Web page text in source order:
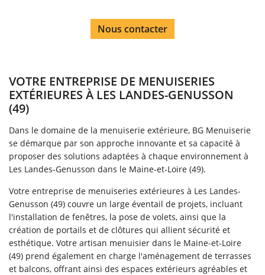
Nous contacter
VOTRE ENTREPRISE DE MENUISERIES
EXTÉRIEURES À LES LANDES-GENUSSON
(49)
Dans le domaine de la menuiserie extérieure, BG Menuiserie
se démarque par son approche innovante et sa capacité à
proposer des solutions adaptées à chaque environnement à
Les Landes-Genusson dans le Maine-et-Loire (49).
Votre entreprise de menuiseries extérieures à Les Landes-
Genusson (49) couvre un large éventail de projets, incluant
l'installation de fenêtres, la pose de volets, ainsi que la
création de portails et de clôtures qui allient sécurité et
esthétique. Votre artisan menuisier dans le Maine-et-Loire
(49) prend également en charge l'aménagement de terrasses
et balcons, offrant ainsi des espaces extérieurs agréables et